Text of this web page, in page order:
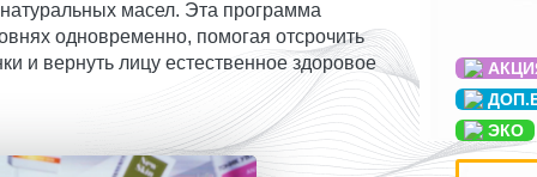
масел. Эта программа
одновременно, помогая отсрочить
и вернуть лицу естественное здоровое